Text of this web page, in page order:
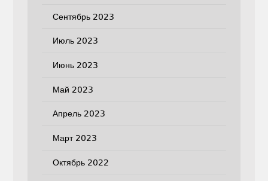
Сентябрь 2023
Июль 2023
Июнь 2023
Май 2023
Апрель 2023
Март 2023
Октябрь 2022